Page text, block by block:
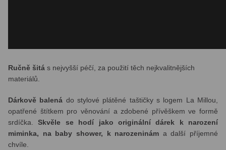
Ručně šitá s nejvyšší péčí, za použití těch nejkvalitnějších
materiálů.
Dárkově balená do stylové plátěné taštičky s logem La Millou,
opatřené štítkem pro věnování a zdobené přívěškem ve formě
srdíčka.Skvěle se hodí jako originální dárek k narození
miminka, na baby shower, k narozeninám a další příjemné
chvíle.